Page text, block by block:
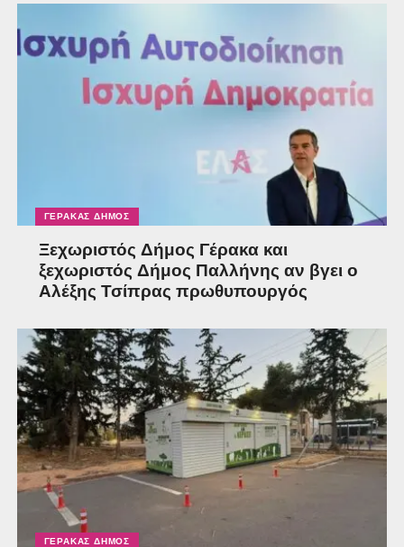
ΓΈΡΑΚΑΣ ΔΉΜΟΣ
Ξεχωριστός Δήμος Γέρακα και
ξεχωριστός Δήμος Παλλήνης αν βγει ο
Αλέξης Τσίπρας πρωθυπουργός
ΓΈΡΑΚΑΣ ΔΉΜΟΣ